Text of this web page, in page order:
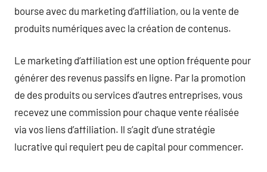
bourse avec du marketing d’affiliation, ou la vente de
produits numériques avec la création de contenus.
Le marketing d’affiliation est une option fréquente pour
générer des revenus passifs en ligne. Par la promotion
de des produits ou services d’autres entreprises, vous
recevez une commission pour chaque vente réalisée
via vos liens d’affiliation. Il s’agit d’une stratégie
lucrative qui requiert peu de capital pour commencer.